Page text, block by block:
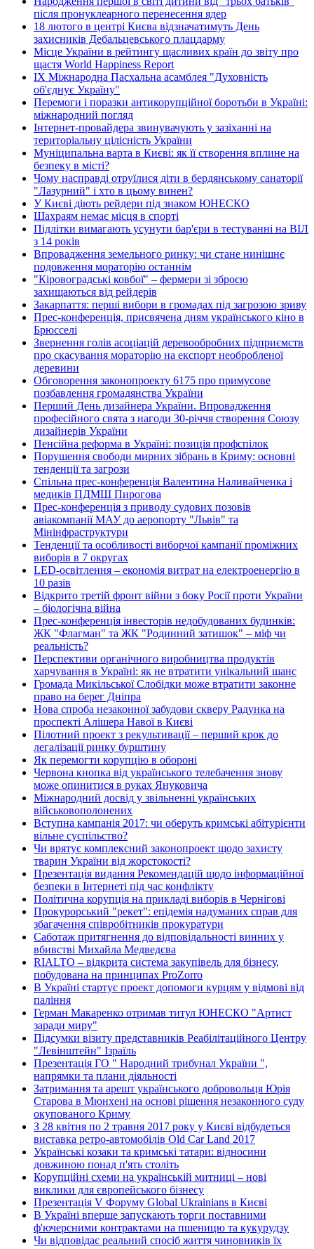
після пронуклеарного перенесення ядер
18 лютого в центрі Києва відзначатимуть День
захисників Дебальцевського плацдарму
Місце України в рейтингу щасливих країн до звіту про
щастя World Happiness Report
ІХ Міжнародна Пасхальна асамблея "Духовність
об'єднує Україну"
Перемоги і поразки антикорупційної боротьби в Україні:
міжнародний погляд
Інтернет-провайдера звинувачують у зазіханні на
територіальну цілісність України
Муніципальна варта в Києві: як її створення вплине на
безпеку в місті?
Чому насправді отруїлися діти в бердянському санаторії
"Лазурний" і хто в цьому винен?
У Києві діють рейдери під знаком ЮНЕСКО
Шахраям немає місця в спорті
Підлітки вимагають усунути бар'єри в тестуванні на ВІЛ
з 14 років
Впровадження земельного ринку: чи стане нинішнє
подовження мораторію останнім
"Кіровоградські ковбої" – фермери зі зброєю
захищаються від рейдерів
Закарпаття: перші вибори в громадах під загрозою зриву
Прес-конференція, присвячена дням українського кіно в
Брюсселі
Звернення голів асоціацій деревообробних підприємств
про скасування мораторію на експорт необробленої
деревини
Обговорення законопроекту 6175 про примусове
позбавлення громадянства України
Перший День дизайнера України. Впровадження
професійного свята з нагоди 30-річчя створення Союзу
дизайнерів України
Пенсійна реформа в Україні: позиція профспілок
Порушення свободи мирних зібрань в Криму: основні
тенденції та загрози
Спільна прес-конференція Валентина Наливайченка і
медиків ПДМШ Пирогова
Прес-конференція з приводу судових позовів
авіакомпанії МАУ до аеропорту "Львів" та
Мінінфраструктури
Тенденції та особливості виборчої кампанії проміжних
виборів в 7 округах
LED-освітлення – економія витрат на електроенергію в
10 разів
Відкрито третій фронт війни з боку Росії проти України
– біологічна війна
Прес-конференція інвесторів недобудованих будинків:
ЖК "Флагман" та ЖК "Родинний затишок" – міф чи
реальність?
Перспективи органічного виробництва продуктів
харчування в Україні: як не втратити унікальний шанс
Громада Микільської Слобідки може втратити законне
право на берег Дніпра
Нова спроба незаконної забудови скверу Радунка на
проспекті Алішера Навої в Києві
Пілотний проект з рекультивації – перший крок до
легалізації ринку бурштину
Як перемогти корупцію в обороні
Червона кнопка від українського телебачення знову
може опинитися в руках Януковича
Міжнародний досвід у звільненні українських
військовополонених
Вступна кампанія 2017: чи оберуть кримські абітурієнти
вільне суспільство?
Чи врятує комплексний законопроект щодо захисту
тварин України від жорстокості?
Презентація видання Рекомендацій щодо інформаційної
безпеки в Інтернеті під час конфлікту
Політична корупція на прикладі виборів в Чернігові
Прокурорський "рекет": епідемія надуманих справ для
збагачення співробітників прокуратури
Саботаж притягнення до відповідальності винних у
вбивстві Михайла Медведєва
RIALTO – відкрита система закупівель для бізнесу,
побудована на принципах ProZorro
В Україні стартує проект допомоги курцям у відмові від
паління
Герман Макаренко отримав титул ЮНЕСКО "Артист
заради миру"
Підсумки візиту представників Реабілітаційного Центру
"Левінштейн" Ізраїль
Презентація ГО " Народний трибунал України ",
напрямки та плани діяльності
Затримання та арешт українського добровольця Юрія
Старова в Мюнхені на основі рішення незаконного суду
окупованого Криму
З 28 квітня по 2 травня 2017 року у Києві відбудеться
виставка ретро-автомобілів Old Car Land 2017
Українські козаки та кримські татари: відносини
довжиною понад п'ять століть
Корупційні схеми на українській митниці – нові
виклики для європейського бізнесу
Презентація V Форуму Global Ukrainians в Києві
В Україні вперше запускають торги поставними
ф'ючерсними контрактами на пшеницю та кукурудзу
Чи відповідає реальний спосіб життя чиновників їх